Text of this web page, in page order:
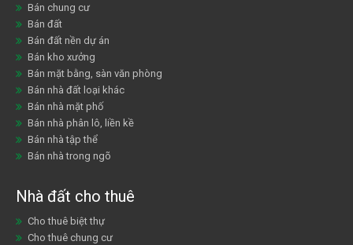
Bán chung cư
Bán đất
Bán đất nền dự án
Bán kho xưởng
Bán mặt bằng, sàn văn phòng
Bán nhà đất loại khác
Bán nhà mặt phố
Bán nhà phân lô, liền kề
Bán nhà tập thể
Bán nhà trong ngõ
Nhà đất cho thuê
Cho thuê biệt thự
Cho thuê chung cư